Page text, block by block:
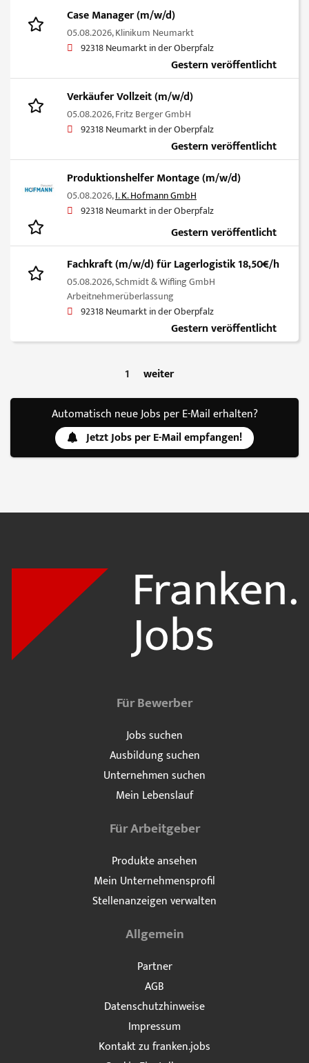
Case Manager (m/w/d)
05.08.2026,Klinikum Neumarkt
92318 Neumarkt in der Oberpfalz
Gestern veröffentlicht
Verkäufer Vollzeit (m/w/d)
05.08.2026,Fritz Berger GmbH
92318 Neumarkt in der Oberpfalz
Gestern veröffentlicht
Produktionshelfer Montage (m/w/d)
05.08.2026,I. K. Hofmann GmbH
92318 Neumarkt in der Oberpfalz
Gestern veröffentlicht
Fachkraft (m/w/d) für Lagerlogistik 18,50€/h
05.08.2026,Schmidt & Wifling GmbH
Arbeitnehmerüberlassung
92318 Neumarkt in der Oberpfalz
Gestern veröffentlicht
1 weiter
Automatisch neue Jobs per E-Mail erhalten?
Jetzt Jobs per E-Mail empfangen!
Für Bewerber
Jobs suchen
Ausbildung suchen
Unternehmen suchen
Mein Lebenslauf
Für Arbeitgeber
Produkte ansehen
Mein Unternehmensprofil
Stellenanzeigen verwalten
Allgemein
Partner
AGB
Datenschutzhinweise
Impressum
Kontakt zu franken.jobs